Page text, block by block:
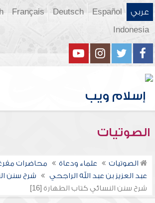
عربي Español
Deutsch
Français
Indonesia
الصوتيات
الصوتيات علماء ودعاة
محاضرات
عبد العزيز بن عبد الله الراجحي
شرح سنن
شرح سنن النسائي كتاب الطهارة [16]